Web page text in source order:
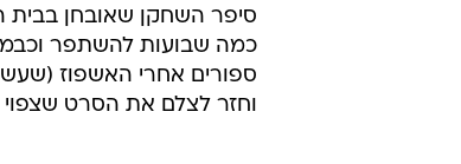
כמה שבועות להשתפר
ספורים אחרי האשפוז
וחזר לצלם את הסרט